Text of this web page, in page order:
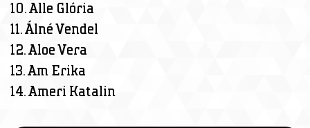
10. Alle Glória
11. Álné Vendel
12. Aloe Vera
13. Am Erika
14. Ameri Katalin